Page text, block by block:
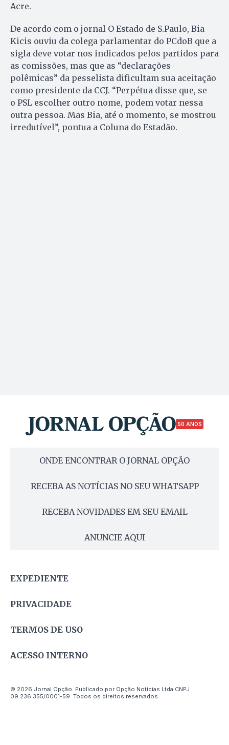
Acre.
De acordo com o jornal O Estado de S.Paulo, Bia
Kicis ouviu da colega parlamentar do PCdoB que a
sigla deve votar nos indicados pelos partidos para
as comissões, mas que as “declarações
polêmicas” da pesselista dificultam sua aceitação
como presidente da CCJ. “Perpétua disse que, se
o PSL escolher outro nome, podem votar nessa
outra pessoa. Mas Bia, até o momento, se mostrou
irredutível”, pontua a Coluna do Estadão.
50 ANOS
ONDE ENCONTRAR O JORNAL OPÇÃO
RECEBA AS NOTÍCIAS NO SEU WHATSAPP
RECEBA NOVIDADES EM SEU EMAIL
ANUNCIE AQUI
EXPEDIENTE
PRIVACIDADE
TERMOS DE USO
ACESSO INTERNO
© 2026 Jornal Opção. Publicado por Opção Notícias Ltda CNPJ
09.236.355/0001-59. Todos os direitos reservados.